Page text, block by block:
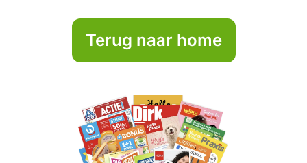
Terug naar home